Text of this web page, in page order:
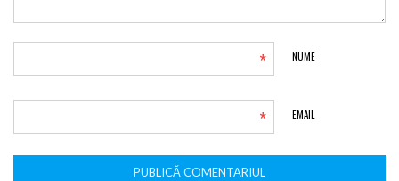
NUME
*
EMAIL
*